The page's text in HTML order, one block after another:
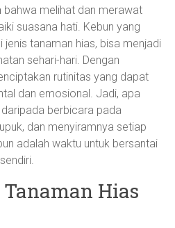
bahwa melihat dan merawat
suasana hati. Kebun yang
jenis tanaman hias, bisa menjadi
sehari-hari. Dengan
rutinitas yang dapat
dan emosional. Jadi, apa
berbicara pada
dan menyiramnya setiap
adalah waktu untuk bersantai
Hias